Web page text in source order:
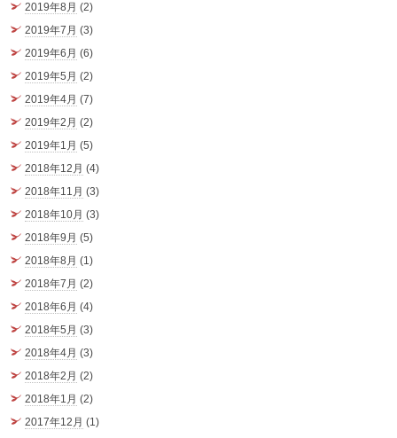
2019年8月 (2)
2019年7月 (3)
2019年6月 (6)
2019年5月 (2)
2019年4月 (7)
2019年2月 (2)
2019年1月 (5)
2018年12月 (4)
2018年11月 (3)
2018年10月 (3)
2018年9月 (5)
2018年8月 (1)
2018年7月 (2)
2018年6月 (4)
2018年5月 (3)
2018年4月 (3)
2018年2月 (2)
2018年1月 (2)
2017年12月 (1)